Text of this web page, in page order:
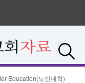
Education(노인대학)